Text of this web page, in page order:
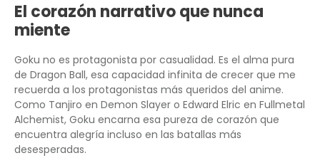
El corazón narrativo que nunca
miente
Goku no es protagonista por casualidad. Es el alma pura
de Dragon Ball, esa capacidad infinita de crecer que me
recuerda a los protagonistas más queridos del anime.
Como Tanjiro en Demon Slayer o Edward Elric en Fullmetal
Alchemist, Goku encarna esa pureza de corazón que
encuentra alegría incluso en las batallas más
desesperadas.